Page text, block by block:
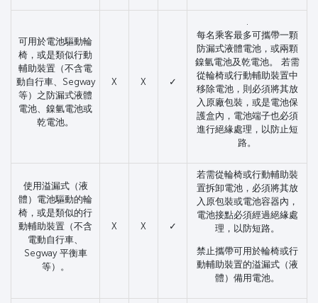
可用於電池驅動輪
椅，或是類似行動
輔助裝置（不含電
動自行車、Segway
等）之防漏式液體
電池、鎳氫電池或
乾電池。
X X ✓
每名乘客最多可攜帶一顆
防漏式液體電池，或兩顆
鎳氫電池及乾電池。 若需
從輪椅或行動輔助裝置中
移除電池，則必須將其放
入原廠包裝，或是電池保
護盒內，電池端子也必須
進行絕緣處理，以防止短
路。
使用溢漏式（液
體）電池驅動的輪
椅，或是類似的行
動輔助裝置（不含
電動自行車、
Segway 平衡車
等）。
X X ✓
若需從輪椅或行動輔助裝
置拆卸電池，必須將其放
入原包裝或電池容器內，
電池接點必須經過絕緣處
理，以防短路。
禁止攜帶可用於輪椅或行
動輔助裝置的溢漏式（液
體）備用電池。